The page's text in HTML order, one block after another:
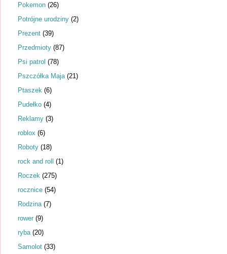
Pokemon (26)
Potrójne urodziny (2)
Prezent (39)
Przedmioty (87)
Psi patrol (78)
Pszczółka Maja (21)
Ptaszek (6)
Pudełko (4)
Reklamy (3)
roblox (6)
Roboty (18)
rock and roll (1)
Roczek (275)
rocznice (54)
Rodzina (7)
rower (9)
ryba (20)
Samolot (33)